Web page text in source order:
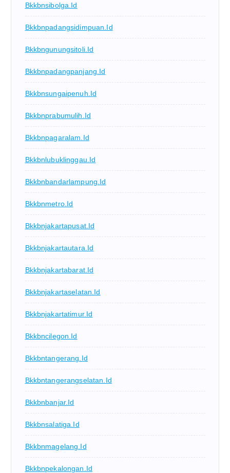
Bkkbnsibolga.id
Bkkbnpadangsidimpuan.id
Bkkbngunungsitoli.id
Bkkbnpadangpanjang.id
Bkkbnsungaipenuh.id
Bkkbnprabumulih.id
Bkkbnpagaralam.id
Bkkbnlubuklinggau.id
Bkkbnbandarlampung.id
Bkkbnmetro.id
Bkkbnjakartapusat.id
Bkkbnjakartautara.id
Bkkbnjakartabarat.id
Bkkbnjakartaselatan.id
Bkkbnjakartatimur.id
Bkkbncilegon.id
Bkkbntangerang.id
Bkkbntangerangselatan.id
Bkkbnbanjar.id
Bkkbnsalatiga.id
Bkkbnmagelang.id
Bkkbnpekalongan.id